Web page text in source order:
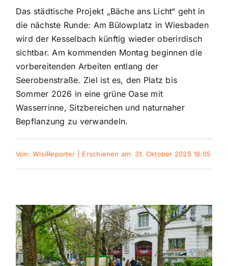
Kultur
Panorama
Mein Stadtteil
Galerie
Verkehrsmeldungen
Themen und Termine
Gewinnspiele
Das städtische Projekt „Bäche ans Licht“ geht in
die nächste Runde: Am Bülowplatz in Wiesbaden
wird der Kesselbach künftig wieder oberirdisch
sichtbar. Am kommenden Montag beginnen die
vorbereitenden Arbeiten entlang der
Seerobenstraße. Ziel ist es, den Platz bis
Sommer 2026 in eine grüne Oase mit
Wasserrinne, Sitzbereichen und naturnaher
Bepflanzung zu verwandeln.
Von:WisiReporter Erschienen am: 31. Oktober 2025 18:05